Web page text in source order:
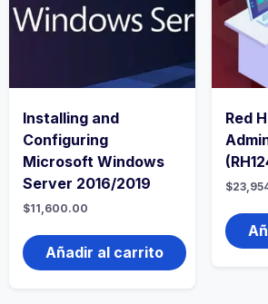
Installing and
Configuring
Microsoft Windows
Server 2016/2019
$11,600.00
Añadir al carrito
Red
$